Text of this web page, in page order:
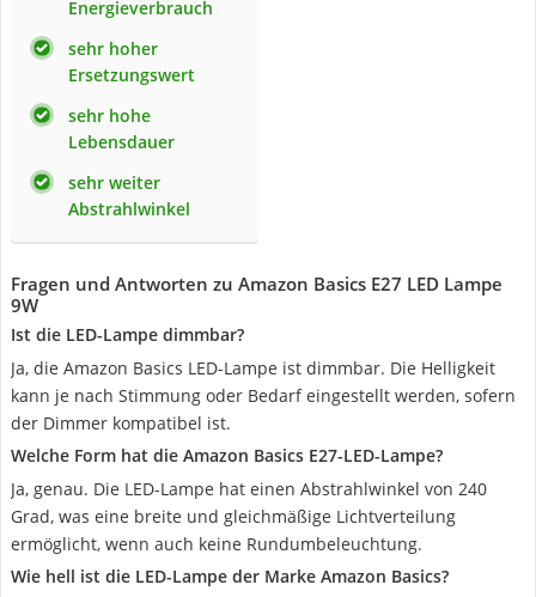
Energieverbrauch
sehr hoher
Ersetzungswert
sehr hohe
Lebensdauer
sehr weiter
Abstrahlwinkel
Fragen und Antworten zu Amazon Basics E27 LED Lampe
9W
Ist die LED-Lampe dimmbar?
Ja, die Amazon Basics LED-Lampe ist dimmbar. Die Helligkeit
kann je nach Stimmung oder Bedarf eingestellt werden, sofern
der Dimmer kompatibel ist.
Welche Form hat die Amazon Basics E27-LED-Lampe?
Ja, genau. Die LED-Lampe hat einen Abstrahlwinkel von 240
Grad, was eine breite und gleichmäßige Lichtverteilung
ermöglicht, wenn auch keine Rundumbeleuchtung.
Wie hell ist die LED-Lampe der Marke Amazon Basics?